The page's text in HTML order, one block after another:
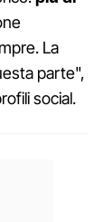
La
parte",
social.